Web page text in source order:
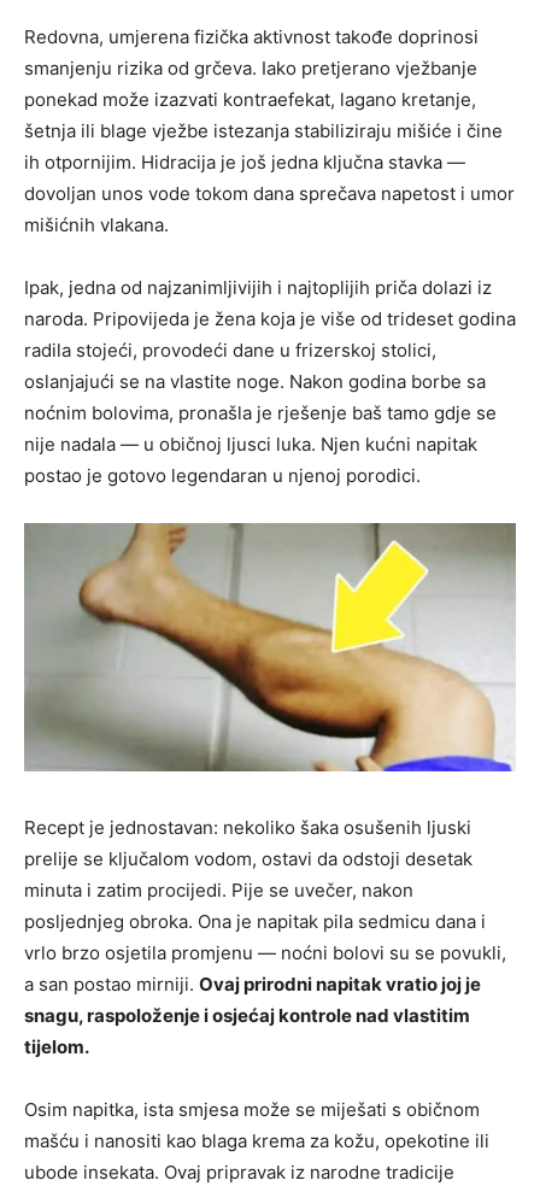
Redovna, umjerena fizička aktivnost takođe doprinosi
smanjenju rizika od grčeva. Iako pretjerano vježbanje
ponekad može izazvati kontraefekat, lagano kretanje,
šetnja ili blage vježbe istezanja stabiliziraju mišiće i čine
ih otpornijim. Hidracija je još jedna ključna stavka —
dovoljan unos vode tokom dana sprečava napetost i umor
mišićnih vlakana.
Ipak, jedna od najzanimljivijih i najtoplijih priča dolazi iz
naroda. Pripovijeda je žena koja je više od trideset godina
radila stojeći, provodeći dane u frizerskoj stolici,
oslanjajući se na vlastite noge. Nakon godina borbe sa
noćnim bolovima, pronašla je rješenje baš tamo gdje se
nije nadala — u običnoj ljusci luka. Njen kućni napitak
postao je gotovo legendaran u njenoj porodici.
Recept je jednostavan: nekoliko šaka osušenih ljuski
prelije se ključalom vodom, ostavi da odstoji desetak
minuta i zatim procijedi. Pije se uvečer, nakon
posljednjeg obroka. Ona je napitak pila sedmicu dana i
vrlo brzo osjetila promjenu — noćni bolovi su se povukli,
a san postao mirniji. Ovaj prirodni napitak vratio joj je
snagu, raspoloženje i osjećaj kontrole nad vlastitim
tijelom.
Osim napitka, ista smjesa može se miješati s običnom
mašću i nanositi kao blaga krema za kožu, opekotine ili
ubode insekata. Ovaj pripravak iz narodne tradicije